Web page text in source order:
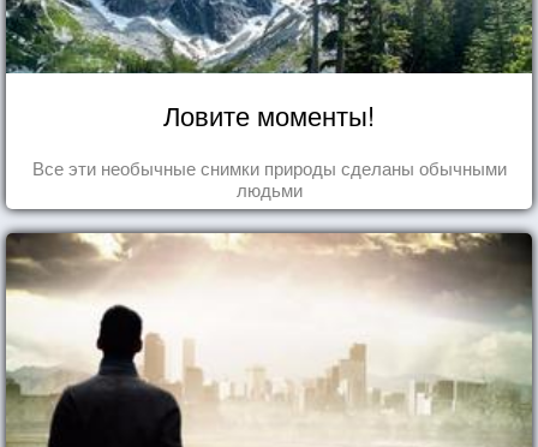
Ловите моменты!
Все эти необычные снимки природы сделаны обычными
людьми